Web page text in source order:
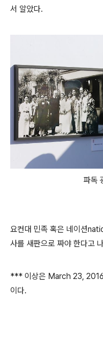
서 알았다.
파독
요컨대 민족 혹은 네이션
사를 새판으로 짜야 한다고
*** 이상은 March 23, 2016
이다.